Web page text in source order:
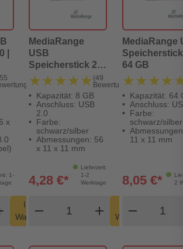
|
x
1-
Menge
In den
Warenkorb
shopping_cart
MediaRange
USB
Speicherstick 2.0
- 8 GB
★★★★★
★★★★★ (49
Bewertungen)
Kapazität: 8 GB
Anschluss: USB
2.0
Farbe:
schwarz/silber
Abmessungen: 56
x 11 x 11 mm
Lieferzeit:
1-2
Werktage
4,28 €*
remove add
Warenkorb
shopping_cart
MediaRange
Speicherstick
64 GB
Kapazität: 64
Anschluss:
Farbe:
schwarz/silber
11 x 11 mm
2
8,05 €*
remove